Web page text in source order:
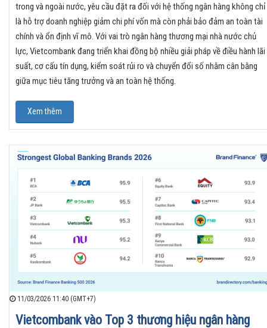
trong và ngoài nước, yêu cầu đặt ra đối với hệ thống ngân hàng không chỉ
là hỗ trợ doanh nghiệp giảm chi phí vốn mà còn phải bảo đảm an toàn tài
chính và ổn định vĩ mô. Với vai trò ngân hàng thương mại nhà nước chủ
lực, Vietcombank đang triển khai đồng bộ nhiều giải pháp về điều hành lãi
suất, cơ cấu tín dụng, kiểm soát rủi ro và chuyển đổi số nhằm cân bằng
giữa mục tiêu tăng trưởng và an toàn hệ thống.
Xem thêm
11/03/2026 11:40 (GMT+7)
Vietcombank vào Top 3 thương hiệu ngân hàng